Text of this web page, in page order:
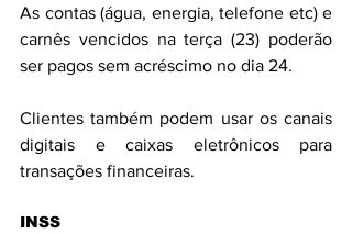
As contas (água, energia, telefone etc) e
carnês vencidos na terça (23) poderão
ser pagos sem acréscimo no dia 24.
Clientes também podem usar os canais
digitais e caixas eletrônicos para
transações financeiras.
INSS